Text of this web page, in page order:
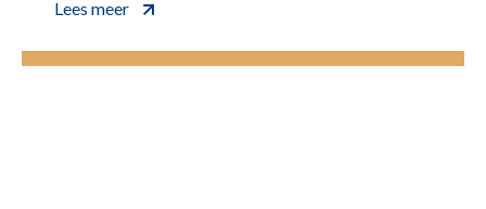
Lees meer